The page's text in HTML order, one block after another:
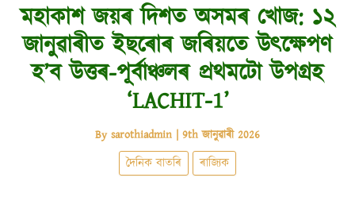
মহাকাশ জয়ৰ দিশত অসমৰ খোজ: ১২
জানুৱাৰীত ইছৰোৰ জৰিয়তে উৎক্ষেপণ
হ’ব উত্তৰ-পূৰ্বাঞ্চলৰ প্ৰথমটো উপগ্ৰহ
‘LACHIT-1’
By sarothiadmin | 9th জানুৱাৰী 2026
দৈনিক বাতৰি ৰাজ্যিক